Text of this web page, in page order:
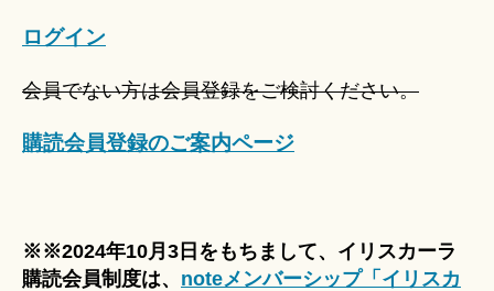
ログイン
会員でない方は会員登録をご検討ください。
購読会員登録のご案内ページ
※※2024年10月3日をもちまして、イリスカーラ
購読会員制度は、 noteメンバーシップ「イリスカ